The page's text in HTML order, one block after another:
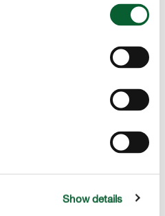
Show details
persone e sono un’arma
saranno più attirate intorno
a ridurre l’assalto.